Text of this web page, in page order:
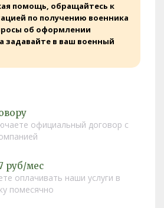
помощь, обращайтесь к
по получению военника
об оформлении
задавайте в ваш военный
официальный договор с
руб/мес
оплачивать наши услуги в
помесячно